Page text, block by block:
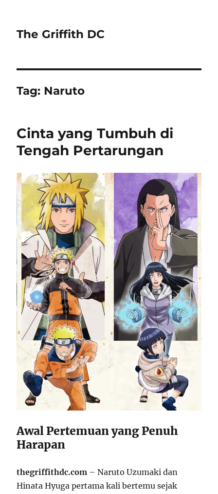
The Griffith DC
Tag: Naruto
Cinta yang Tumbuh di
Tengah Pertarungan
Awal Pertemuan yang Penuh
Harapan
thegriffithdc.com – Naruto Uzumaki dan
Hinata Hyuga pertama kali bertemu sejak